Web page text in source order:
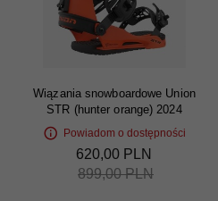
Wiązania snowboardowe Union
STR (hunter orange) 2024
Powiadom o dostępności
620,00 PLN
899,00 PLN